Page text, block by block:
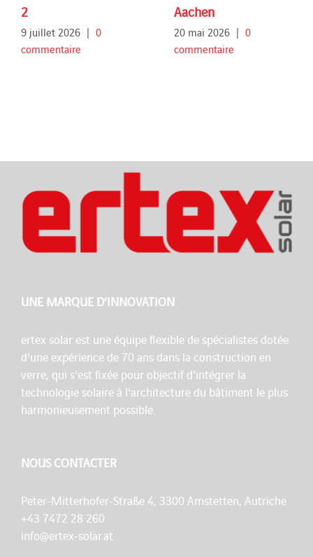
2
9 juillet 2026 | 0
commentaire
Aachen
20 mai 2026 | 0
commentaire
UNE MARQUE D’INNOVATION
ertex solar est une équipe flexible de spécialistes dotée
d'une expérience de 70 ans dans la construction en
verre, qui s'est fixée pour objectif d'intégrer la
technologie solaire à l'architecture du bâtiment le plus
harmonieusement possible.
NOUS CONTACTER
Peter-Mitterhofer-Straße 4, 3300 Amstetten, Autriche
+43 7472 28 260
info@ertex-solar.at